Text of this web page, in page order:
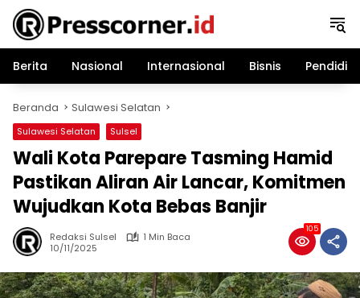
Langsung
konten
Berita
Nasional Internasional Bisnis
Beranda Sulawesi Selatan
Sulawesi Selatan Sulsel
Wali Kota Parepare Tasming Hamid
Pastikan Aliran Air Lancar, Komitmen
Wujudkan Kota Bebas Banjir
Redaksi Sulsel
1 Min Baca
10/11/2025
105